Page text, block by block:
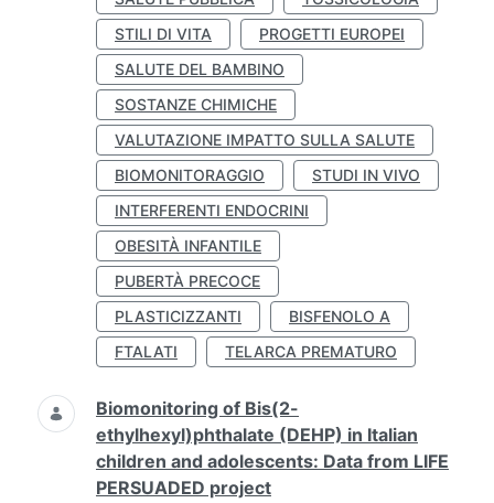
STILI DI VITA
PROGETTI EUROPEI
SALUTE DEL BAMBINO
SOSTANZE CHIMICHE
VALUTAZIONE IMPATTO SULLA SALUTE
BIOMONITORAGGIO
STUDI IN VIVO
INTERFERENTI ENDOCRINI
OBESITÀ INFANTILE
PUBERTÀ PRECOCE
PLASTICIZZANTI
BISFENOLO A
FTALATI
TELARCA PREMATURO
Biomonitoring of Bis(2-
ethylhexyl)phthalate (DEHP) in Italian
children and adolescents: Data from LIFE
PERSUADED project